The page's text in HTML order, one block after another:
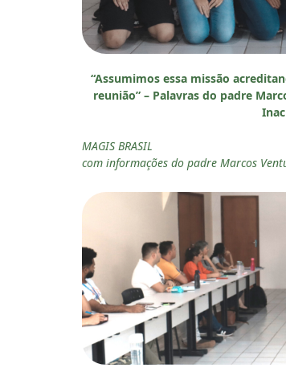
“Assumimos essa missão
reunião” – Palavras do padre
MAGIS BRASIL
com informações do padre Marcos